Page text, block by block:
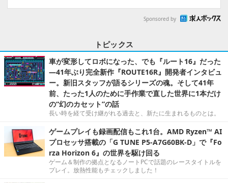
Sponsored by
トピックス
車が変形してロボになった、でも『ルート16』だった
―41年ぶり完全新作『ROUTE16R』開発者インタビュ
ー。新旧スタッフが語るシリーズの魂。そして41年
前、たった1人のために手作業で直した世界に1本だけ
の“幻のカセット”の話
長い時を経て受け継がれる過去と、新たに生まれるものとは。
ゲームプレイも録画配信もこれ1台。AMD Ryzen™ AI
プロセッサ搭載の「G TUNE P5-A7G60BK-D」で『Fo
rza Horizon 6』の世界を駆け回る
ゲーム＆制作の拠点となるノートPCで話題のレースタイトルを
プレイ。放熱性能もチェックしました！